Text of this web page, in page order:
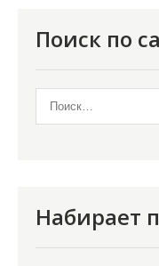
м
Поиск по
Набирает